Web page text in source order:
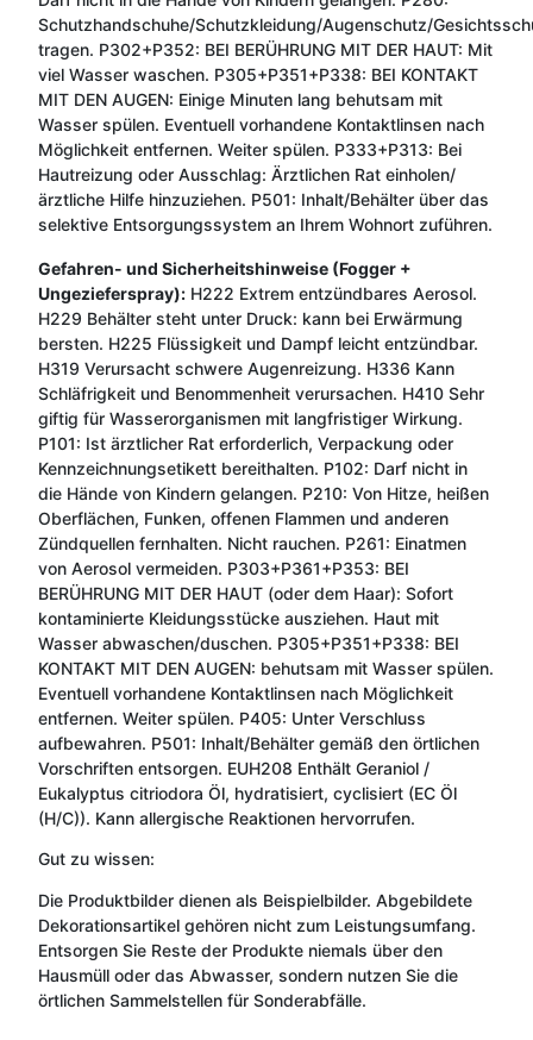
Schutzhandschuhe/Schutzkleidung/Augenschutz/
tragen. P302+P352: BEI BERÜHRUNG MIT DER HAUT: Mit
viel Wasser waschen. P305+P351+P338: BEI KONTAKT
MIT DEN AUGEN: Einige Minuten lang behutsam mit
Wasser spülen. Eventuell vorhandene Kontaktlinsen nach
Möglichkeit entfernen. Weiter spülen. P333+P313: Bei
Hautreizung oder Ausschlag: Ärztlichen Rat einholen/
ärztliche Hilfe hinzuziehen. P501: Inhalt/Behälter über das
selektive Entsorgungssystem an Ihrem Wohnort zuführen.
Gefahren- und Sicherheitshinweise (Fogger +
Ungezieferspray): H222 Extrem entzündbares Aerosol.
H229 Behälter steht unter Druck: kann bei Erwärmung
bersten. H225 Flüssigkeit und Dampf leicht entzündbar.
H319 Verursacht schwere Augenreizung. H336 Kann
Schläfrigkeit und Benommenheit verursachen. H410 Sehr
giftig für Wasserorganismen mit langfristiger Wirkung.
P101: Ist ärztlicher Rat erforderlich, Verpackung oder
Kennzeichnungsetikett bereithalten. P102: Darf nicht in
die Hände von Kindern gelangen. P210: Von Hitze, heißen
Oberflächen, Funken, offenen Flammen und anderen
Zündquellen fernhalten. Nicht rauchen. P261: Einatmen
von Aerosol vermeiden. P303+P361+P353: BEI
BERÜHRUNG MIT DER HAUT (oder dem Haar): Sofort
kontaminierte Kleidungsstücke ausziehen. Haut mit
Wasser abwaschen/duschen. P305+P351+P338: BEI
KONTAKT MIT DEN AUGEN: behutsam mit Wasser spülen.
Eventuell vorhandene Kontaktlinsen nach Möglichkeit
entfernen. Weiter spülen. P405: Unter Verschluss
aufbewahren. P501: Inhalt/Behälter gemäß den örtlichen
Vorschriften entsorgen. EUH208 Enthält Geraniol /
Eukalyptus citriodora Öl, hydratisiert, cyclisiert (EC Öl
(H/C)). Kann allergische Reaktionen hervorrufen.
Gut zu wissen:
Die Produktbilder dienen als Beispielbilder. Abgebildete
Dekorationsartikel gehören nicht zum Leistungsumfang.
Entsorgen Sie Reste der Produkte niemals über den
Hausmüll oder das Abwasser, sondern nutzen Sie die
örtlichen Sammelstellen für Sonderabfälle.